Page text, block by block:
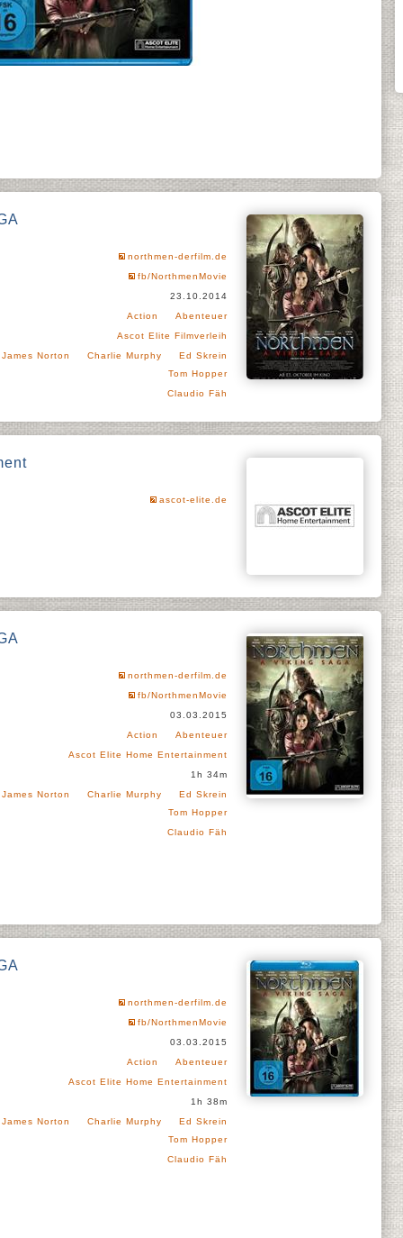
northmen-derfilm.de
fb/NorthmenMovie
23.10.2014
Action
Abenteuer
Ascot Elite Filmverleih
James Norton
Charlie Murphy
Ed Skrein
Tom Hopper
Claudio Fäh
ascot-elite.de
northmen-derfilm.de
fb/NorthmenMovie
03.03.2015
Action
Abenteuer
Ascot Elite Home Entertainment
1h 34m
James Norton
Charlie Murphy
Ed Skrein
Tom Hopper
Claudio Fäh
northmen-derfilm.de
fb/NorthmenMovie
03.03.2015
Action
Abenteuer
Ascot Elite Home Entertainment
1h 38m
James Norton
Charlie Murphy
Ed Skrein
Tom Hopper
Claudio Fäh